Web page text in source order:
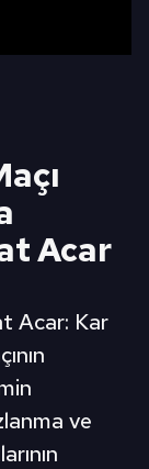
Acar
Acar: Kar
ve